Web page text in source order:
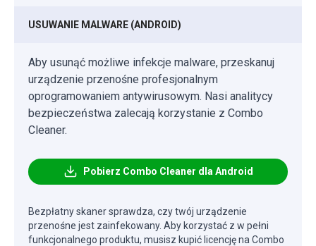
USUWANIE MALWARE (ANDROID)
Aby usunąć możliwe infekcje malware, przeskanuj
urządzenie przenośne profesjonalnym
oprogramowaniem antywirusowym. Nasi analitycy
bezpieczeństwa zalecają korzystanie z Combo
Cleaner.
Pobierz Combo Cleaner dla Android
Bezpłatny skaner sprawdza, czy twój urządzenie
przenośne jest zainfekowany. Aby korzystać z w pełni
funkcjonalnego produktu, musisz kupić licencję na Combo